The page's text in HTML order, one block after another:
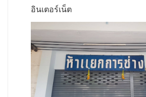
อินเตอร์เน็ต